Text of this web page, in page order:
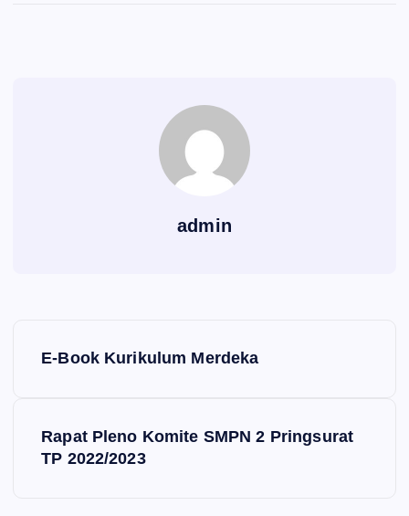
admin
E-Book Kurikulum Merdeka
Rapat Pleno Komite SMPN 2 Pringsurat
TP 2022/2023